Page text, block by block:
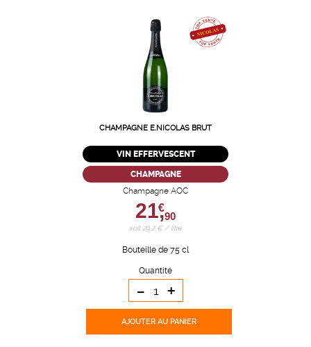
CHAMPAGNE E.NICOLAS BRUT
VIN EFFERVESCENT
CHAMPAGNE
Champagne AOC
21,
€
90
soit 29,2 € / litre
Bouteille de 75 cl
Quantité
- +
AJOUTER AU PANIER